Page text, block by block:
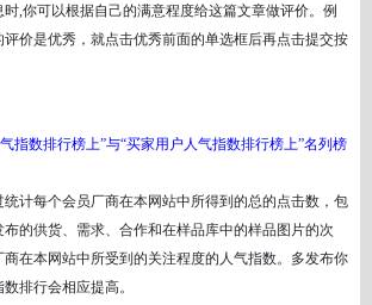
时 ,你可以根据自己的满意程度给这篇文章做评价。例
价是优秀，就点击优秀前面的单选框后再点击提交按
指数排行榜上”与“买家用户人气指数排行榜上”名列榜
统计每个会员厂商在本网站中所得到的总的点击数，包
的供货、需求、合作和在样品库中的样品图片的次
在本网站中所受到的关注程度的人气指数。多发布你
排行会相应提高。